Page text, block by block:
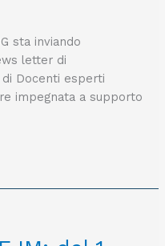
sta inviando
letter di
di Docenti esperti
impegnata a supporto